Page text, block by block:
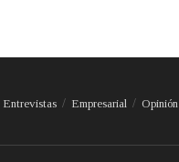
Entrevistas Empresarial Opinión